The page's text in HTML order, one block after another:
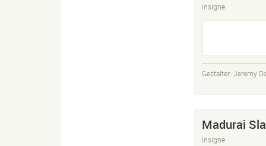
insigne
Gestalter: Jeremy
Madurai
insigne